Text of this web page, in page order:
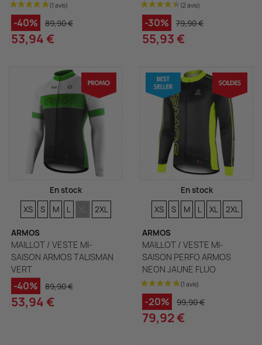
(1 avis)
-40% 89,90 €
53,94 €
-30% 79,90 €
55,93 €
En stock
TAILLES
XS TAILLES
S TAILLES
M TAILLES
L TAILLES
TAILLES
2XL
ARMOS
MAILLOT / VESTE MI-
SAISON ARMOS TALISMAN
VERT
-40% 89,90 €
53,94 €
En stock
TAILLES
XS TAILLES
S TAILLES
M TAILLES
L TAILLES
XL TAILLES
2XL
ARMOS
MAILLOT / VESTE MI-
SAISON PERFO ARMOS
NEON JAUNE FLUO
-20% 99,90 €
79,92 €